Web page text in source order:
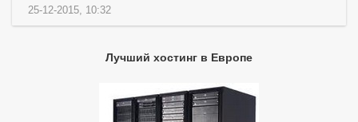
25-12-2015, 10:32
Лучший хостинг в Европе